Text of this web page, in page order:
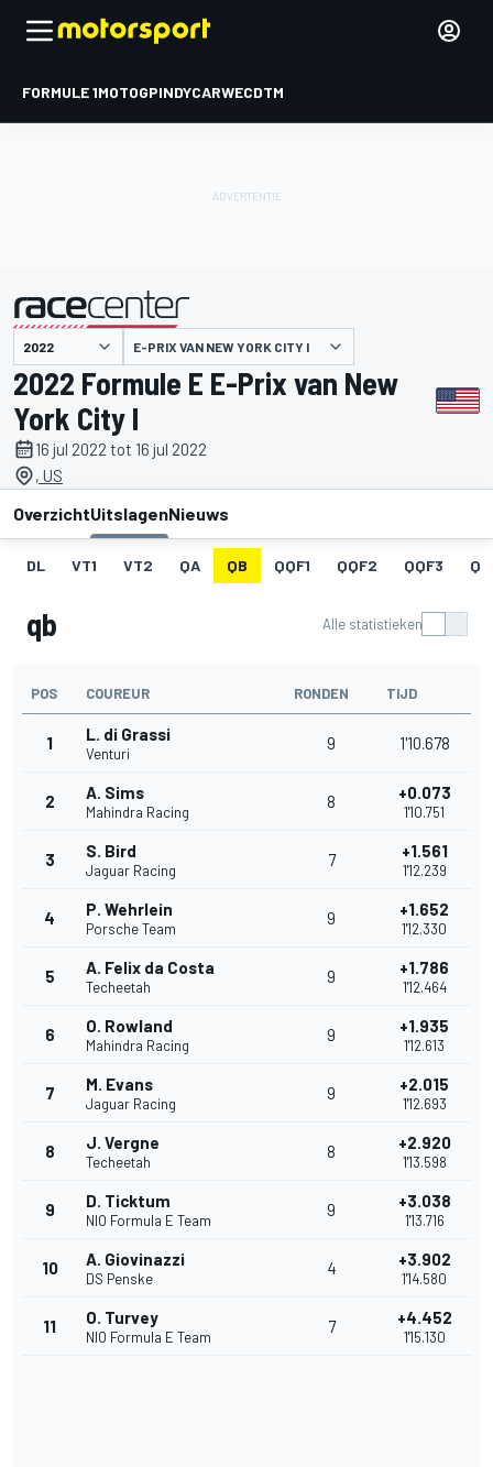
FORMULE 1MOTOGPINDYCARWECDTM
gepresenteerd door E-PRIX VAN NEW YORK CITY I
2022 Formule E E-Prix van New
York City I
16 jul 2022 tot 16 jul 2022
, US
OverzichtUitslagenNieuws
DL VT1 VT2 QA QB QQF1 QQF2 QQF3
qb Alle statistieken
POS COUREUR RONDEN TIJD
1 L. di Grassi
Venturi
9 1'10.678
2 A. Sims
Mahindra Racing
8 +0.073
1'10.751
3 S. Bird
Jaguar Racing
7 +1.561
1'12.239
4 P. Wehrlein
Porsche Team
9 +1.652
1'12.330
5 A. Felix da Costa
Techeetah
9 +1.786
1'12.464
6 O. Rowland
Mahindra Racing
9 +1.935
1'12.613
7 M. Evans
Jaguar Racing
9 +2.015
1'12.693
8 J. Vergne
Techeetah
8 +2.920
1'13.598
9 D. Ticktum
NIO Formula E Team
9 +3.038
1'13.716
10 A. Giovinazzi
DS Penske
4 +3.902
1'14.580
11 O. Turvey
NIO Formula E Team
7 +4.452
1'15.130